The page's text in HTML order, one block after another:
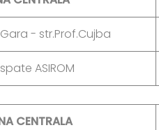
Gara - str.Prof.Cujba
spate ASIROM
CENTRALA